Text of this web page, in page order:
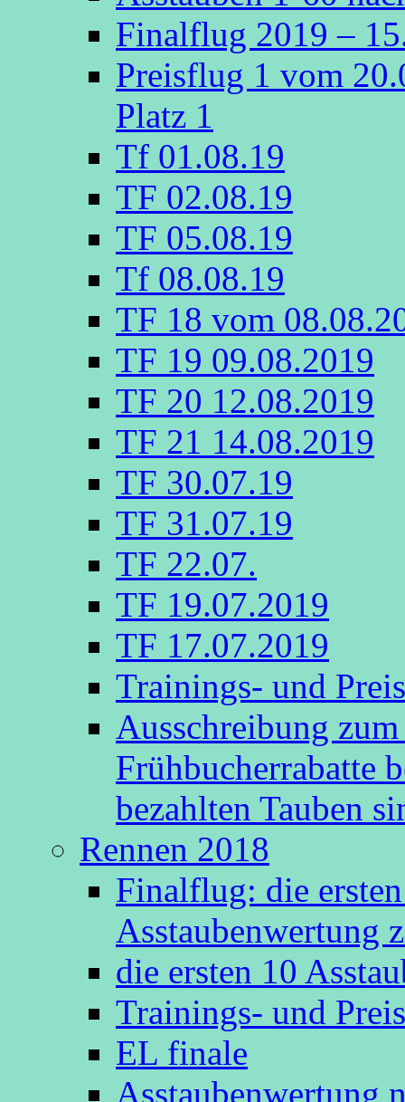
Finalflug 2019 –
Preisflug 1 vom
Platz 1
Tf 01.08.19
TF 02.08.19
TF 05.08.19
Tf 08.08.19
TF 18 vom
TF 19 09.08.2019
TF 20 12.08.2019
TF 21 14.08.2019
TF 30.07.19
TF 31.07.19
TF 22.07.
TF 19.07.2019
TF 17.07.2019
Trainings- und
Ausschreibung
Frühbucherrabatte
bezahlten Tauben
Rennen 2018
Finalflug: die
Asstaubenwertung
die ersten 10
Trainings- und
EL finale
Asstaubenwertung